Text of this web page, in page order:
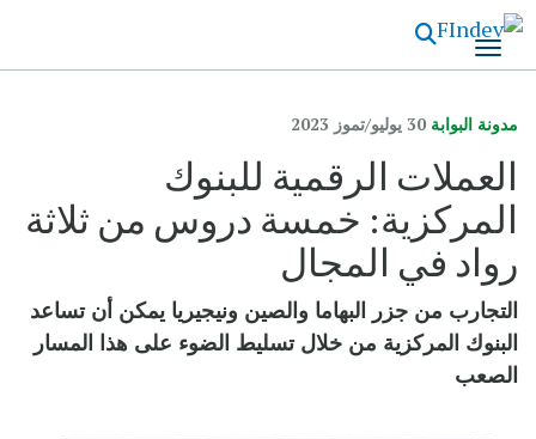
مدونة البوابة 30 يوليو/تموز 2023
العملات الرقمية للبنوك
المركزية: خمسة دروس من ثلاثة
رواد في المجال
التجارب من جزر البهاما والصين ونيجيريا يمكن أن تساعد
البنوك المركزية من خلال تسليط الضوء على هذا المسار
الصعب